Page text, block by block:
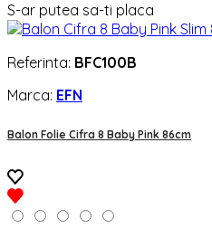
S-ar putea sa-ti placa
Referinta: BFC100B
Marca: EFN
Balon Folie Cifra 8 Baby Pink 86cm